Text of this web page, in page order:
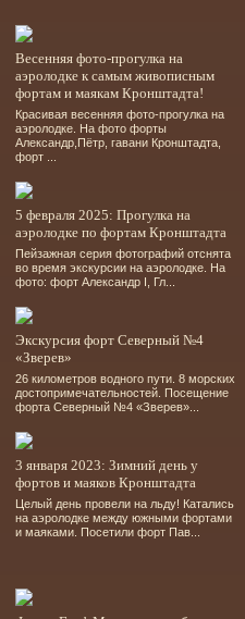
Весенняя фото-прогулка на
аэролодке к самым живописным
фортам и маякам Кронштадта!
Красивая весенняя фото-прогулка на
аэролодке. На фото форты
Александр,Пётр, гавани Кронштадта,
форт ...
5 февраля 2025: Прогулка на
аэролодке по фортам Кронштадта
Пейзажная серия фотографий отснята
во время экскурсии на аэролодке. На
фото: форт Александр І, Гл...
Экскурсия форт Северный №4
«Зверев»
26 километров водного пути. 8 морских
достопримечательностей. Посещение
форта Северный №4 «Зверев»...
3 января 2023: Зимний день у
фортов и маяков Кронштадта
Целый день провели на льду! Катались
на аэролодке между южными фортами
и маяками. Посетили форт Пав...